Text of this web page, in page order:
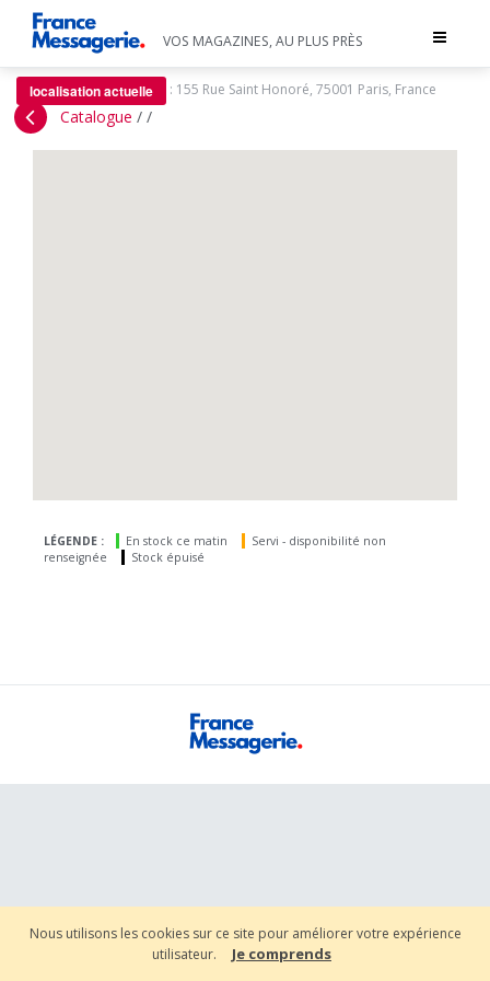
Nous utilisons les cookies sur ce site pour améliorer votre expérience
utilisateur.
Je comprends
Toggle
VOS MAGAZINES, AU PLUS PRÈS
localisation actuelle : 155 Rue Saint Honoré, 75001 Paris, France
Catalogue / /
LÉGENDE : En stock ce matin
Servi - disponibilité non
renseignée
Stock épuisé